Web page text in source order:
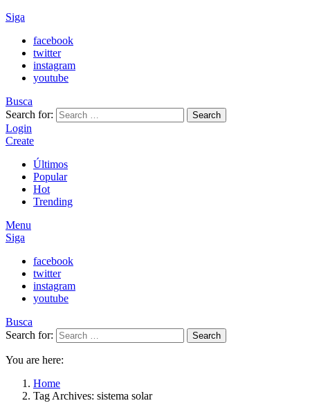
Siga
facebook
twitter
instagram
youtube
Busca
Search for:
Search
Login
Create
Últimos
Popular
Hot
Trending
Menu
Siga
facebook
twitter
instagram
youtube
Busca
Search for:
Search
You are here:
Home
Tag Archives: sistema solar